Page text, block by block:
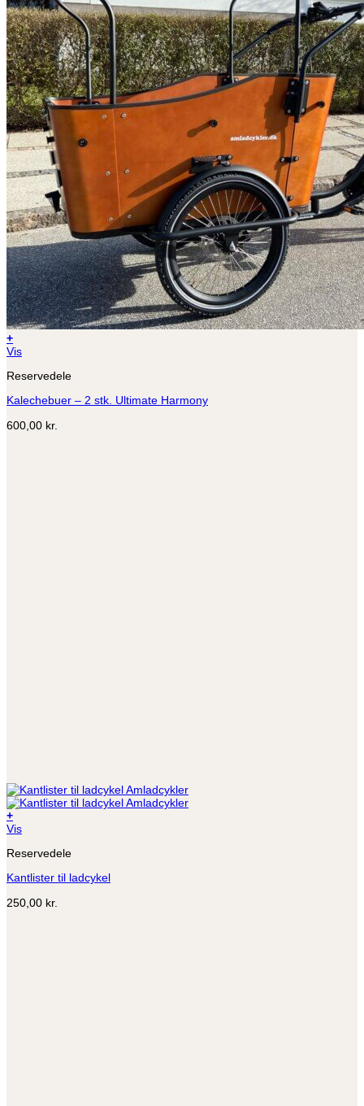
+
Vis
Reservedele
Kalechebuer – 2 stk. Ultimate Harmony
600,00 kr.
+
Vis
Reservedele
Kantlister til ladcykel
250,00 kr.